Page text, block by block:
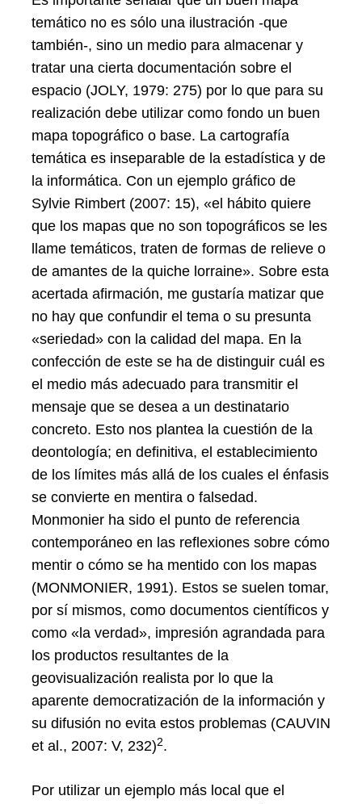
temático no es sólo una ilustración -que
también-, sino un medio para almacenar y
tratar una cierta documentación sobre el
espacio (JOLY, 1979: 275) por lo que para su
realización debe utilizar como fondo un buen
mapa topográfico o base. La cartografía
temática es inseparable de la estadística y de
la informática. Con un ejemplo gráfico de
Sylvie Rimbert (2007: 15), «el hábito quiere
que los mapas que no son topográficos se les
llame temáticos, traten de formas de relieve o
de amantes de la quiche lorraine». Sobre esta
acertada afirmación, me gustaría matizar que
no hay que confundir el tema o su presunta
«seriedad» con la calidad del mapa. En la
confección de este se ha de distinguir cuál es
el medio más adecuado para transmitir el
mensaje que se desea a un destinatario
concreto. Esto nos plantea la cuestión de la
deontología; en definitiva, el establecimiento
de los límites más allá de los cuales el énfasis
se convierte en mentira o falsedad.
Monmonier ha sido el punto de referencia
contemporáneo en las reflexiones sobre cómo
mentir o cómo se ha mentido con los mapas
(MONMONIER, 1991). Estos se suelen tomar,
por sí mismos, como documentos científicos y
como «la verdad», impresión agrandada para
los productos resultantes de la
geovisualización realista por lo que la
aparente democratización de la información y
su difusión no evita estos problemas (CAUVIN
et al., 2007: V, 232)2.
Por utilizar un ejemplo más local que el